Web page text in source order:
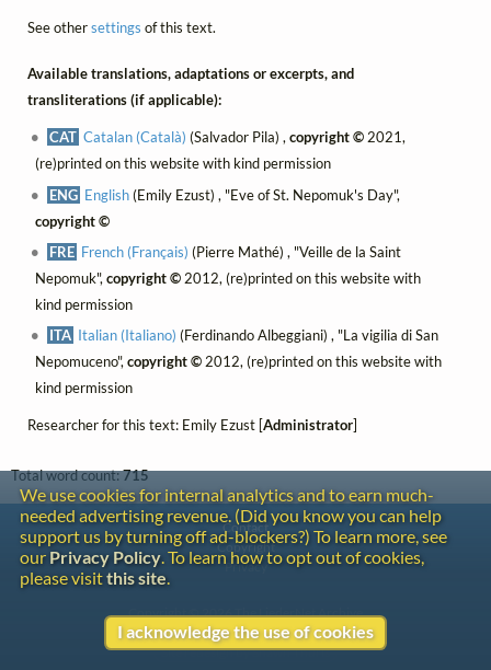
See othersettings of this text.
Available translations, adaptations or excerpts, and
transliterations (if applicable):
CAT Catalan (Català) (Salvador Pila) ,copyright ©2021,
(re)printed on this website with kind permission
ENG English(Emily Ezust) , "Eve of St. Nepomuk's Day",
copyright ©
FRE French (Français) (Pierre Mathé) , "Veille de la Saint
Nepomuk", copyright ©2012, (re)printed on this website with
kind permission
ITA Italian (Italiano) (Ferdinando Albeggiani) , "La vigilia di San
Nepomuceno", copyright ©2012, (re)printed on this website with
kind permission
Researcher for this text: Emily Ezust [Administrator]
Total word count:715
We use cookies for internal analytics and to earn much-
needed advertising revenue. (Did you know you can help
support us by turning off ad-blockers?) To learn more, see
our Privacy Policy. To learn how to opt out of cookies,
please visitthis site.
I acknowledge the use of cookies
Contact
Copyright
Privacy
Copyright © 2026 The LiederNet Archive
Site redesign by Shawn Thuris